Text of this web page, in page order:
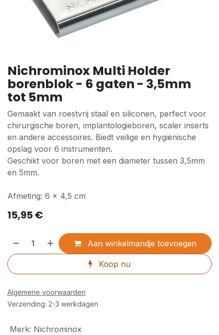
Nichrominox Multi Holder
borenblok - 6 gaten - 3,5mm
tot 5mm
Gemaakt van roestvrij staal en siliconen, perfect voor
chirurgische boren, implantologieboren, scaler inserts
en andere accessoires. Biedt veilige en hygiënische
opslag voor 6 instrumenten.
Geschikt voor boren met een diameter tussen 3,5mm
en 5mm.
Afmeting: 6 x 4,5 cm
15,95€
Aan winkelmandje toevoegen
Koop nu
Algemene voorwaarden
Verzending: 2-3 werkdagen
Merk: Nichrominox